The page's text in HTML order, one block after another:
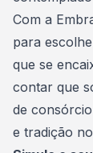
Com a
para
que se
contar que
de consórcio
e tradição